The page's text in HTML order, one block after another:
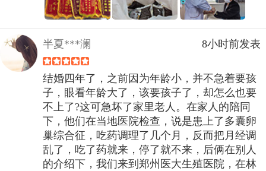
半夏***澜 8小时前发表
结婚四年了，之前因为年龄小，并不急着要孩
子，眼看年龄大了，该要孩子了，却怎么也要
不上了?这可急坏了家里老人。在家人的陪同
下，他们在当地医院检查，说是患上了多囊卵
巢综合征，吃药调理了几个月，反而把月经调
乱了，吃了药就来，停了就不来，后俩在别人
的介绍下，我们来到郑州医大生殖医院，在林